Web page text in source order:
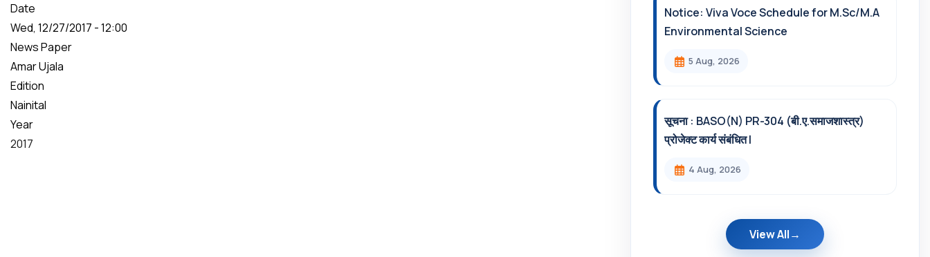
Date
Wed, 12/27/2017 - 12:00
News Paper
Amar Ujala
Edition
Nainital
Year
2017
Notice: Viva Voce Schedule for M.Sc/M.A
Environmental Science
5 Aug, 2026
सूचना : BASO(N) PR-304 (बी.ए.समाजशास्त्र)
प्रोजेक्ट कार्य संबंधित l
4 Aug, 2026
View All